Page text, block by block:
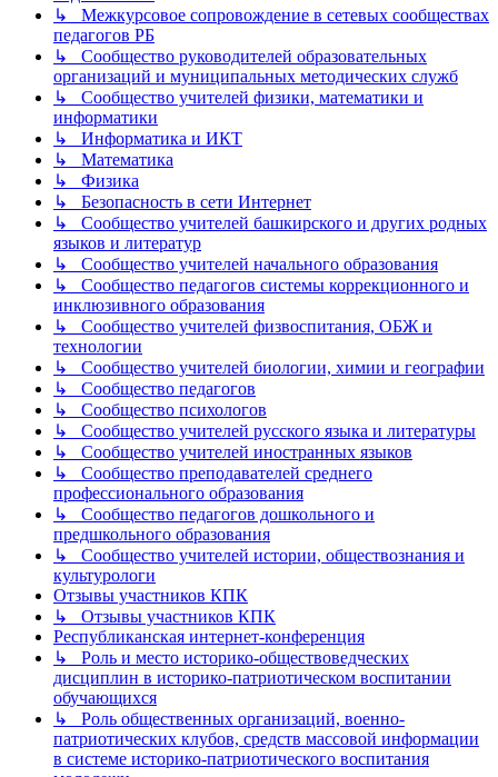
↳ Межкурсовое сопровождение в сетевых сообществах
педагогов РБ
↳ Сообщество руководителей образовательных
организаций и муниципальных методических служб
↳ Сообщество учителей физики, математики и
информатики
↳ Информатика и ИКТ
↳ Математика
↳ Физика
↳ Безопасность в сети Интернет
↳ Сообщество учителей башкирского и других родных
языков и литератур
↳ Сообщество учителей начального образования
↳ Сообщество педагогов системы коррекционного и
инклюзивного образования
↳ Сообщество учителей физвоспитания, ОБЖ и
технологии
↳ Сообщество учителей биологии, химии и географии
↳ Сообщество педагогов
↳ Сообщество психологов
↳ Сообщество учителей русского языка и литературы
↳ Сообщество учителей иностранных языков
↳ Сообщество преподавателей среднего
профессионального образования
↳ Сообщество педагогов дошкольного и
предшкольного образования
↳ Сообщество учителей истории, обществознания и
культурологи
Отзывы участников КПК
↳ Отзывы участников КПК
Республиканская интернет-конференция
↳ Роль и место историко-обществоведческих
дисциплин в историко-патриотическом воспитании
обучающихся
↳ Роль общественных организаций, военно-
патриотических клубов, средств массовой информации
в системе историко-патриотического воспитания